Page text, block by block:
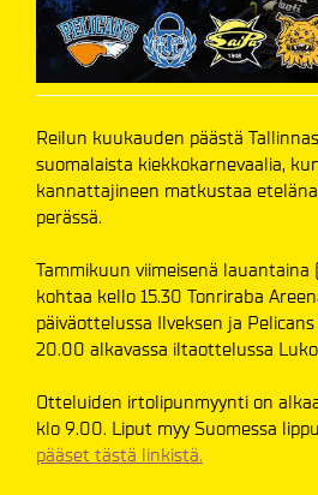
Reilun kuukauden päästä
suomalaista kiekkokarnevaalia,
kannattajineen matkustaa
perässä.
Tammikuun viimeisenä lauantaina
kohtaa kello 15.30 Tonriraba
päiväottelussa Ilveksen ja
20.00 alkavassa iltaottelussa
Otteluiden irtolipunmyynti on
klo 9.00. Liput myy Suomessa
pääset tästä linkistä.